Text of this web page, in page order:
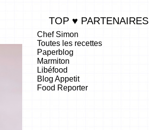
TOP ♥ PARTENAIRES
Chef Simon
Toutes les recettes
Paperblog
Marmiton
Libéfood
Blog Appetit
Food Reporter